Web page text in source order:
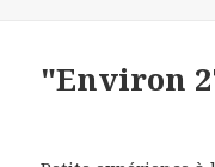
"Environ